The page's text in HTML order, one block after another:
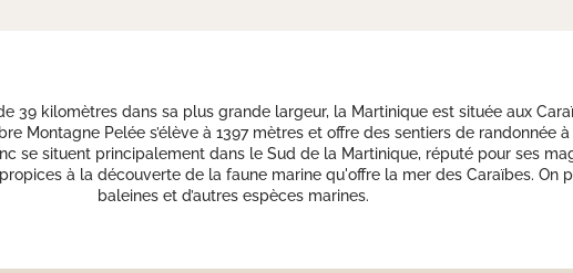
39 kilomètres dans sa plus grande largeur, la Martinique est située aux
Montagne Pelée s’élève à 1397 mètres et offre des sentiers de
se situent principalement dans le Sud de la Martinique, réputé pour ses
à la découverte de la faune marine qu'offre la mer des Caraïbes. On
baleines et d’autres espèces marines.